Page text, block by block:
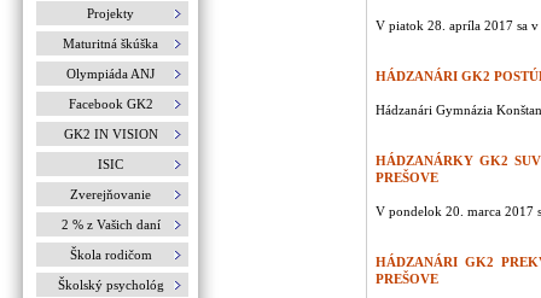
Projekty
Maturitná škúška
Olympiáda ANJ
Facebook GK2
GK2 IN VISION
ISIC
Zverejňovanie
2 % z Vašich daní
Škola rodičom
Školský psychológ
V piatok 28. apríla 2017 sa
HÁDZANÁRI GK2
Hádzanári Gymnázia
HÁDZANÁRKY GK2
PREŠOVE
V pondelok 20. marca 2017
HÁDZANÁRI GK2
PREŠOVE